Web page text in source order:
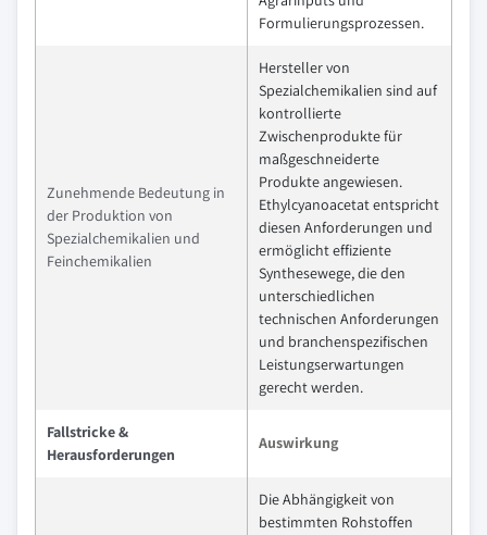
Formulierungsprozessen.
Zunehmende Bedeutung in
der Produktion von
Spezialchemikalien und
Feinchemikalien
Hersteller von
Spezialchemikalien sind auf
kontrollierte
Zwischenprodukte für
maßgeschneiderte
Produkte angewiesen.
Ethylcyanoacetat entspricht
diesen Anforderungen und
ermöglicht effiziente
Synthesewege, die den
unterschiedlichen
technischen Anforderungen
und branchenspezifischen
Leistungserwartungen
gerecht werden.
Fallstricke &
Herausforderungen
Auswirkung
Die Abhängigkeit von
bestimmten Rohstoffen